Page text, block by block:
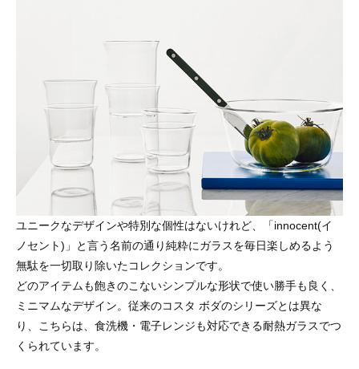
ユニークなデザインや特別な個性はないけれど、「innocent(イ
ノセント)」と言う名前の通り純粋にガラスを毎日楽しめるよう
無駄を一切取り除いたコレクションです。
どのアイテムも飽きのこないシンプルな形状で使い勝手も良く、
ミニマムなデザイン。従来のコスタ ボダのシリーズとは異な
り、こちらは、食洗機・電子レンジも対応できる耐熱ガラスでつ
くられています。